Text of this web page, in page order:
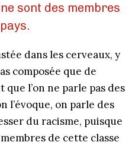
sont des membres
dans les cerveaux, y
composée que de
l’on ne parle pas des
l’évoque, on parle des
du racisme, puisque
de cette classe